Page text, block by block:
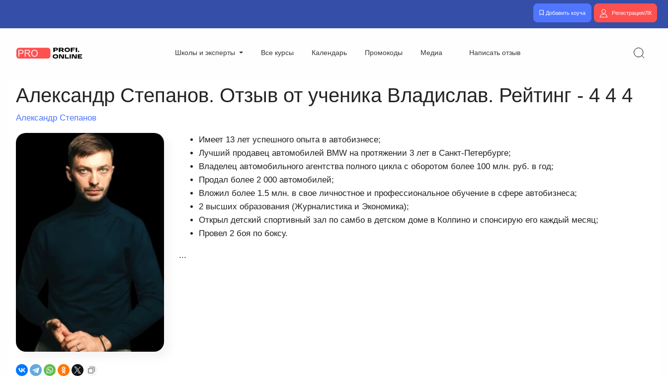
Добавить коуча Регистрация/ЛК
Школы и эксперты Все курсы Календарь Промокоды Медиа Написать отзыв
Александр Степанов. Отзыв от ученика Владислав. Рейтинг - 4 4 4
Александр Степанов
Имеет 13 лет успешного опыта в автобизнесе;
Лучший продавец автомобилей BMW на протяжении 3 лет в Санкт-Петербурге;
Владелец автомобильного агентства полного цикла с оборотом более 100 млн. руб. в год;
Продал более 2 000 автомобилей;
Вложил более 1.5 млн. в свое личностное и профессиональное обучение в сфере автобизнеса;
2 высших образования (Журналистика и Экономика);
Открыл детский спортивный зал по самбо в детском доме в Колпино и спонсирую его каждый месяц;
Провел 2 боя по боксу.
...